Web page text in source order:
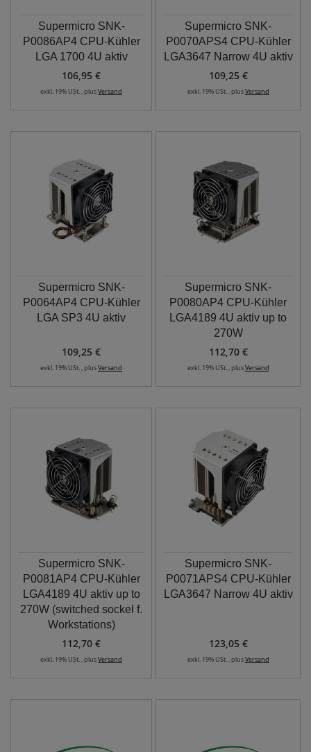
Supermicro SNK-
P0086AP4 CPU-Kühler
LGA 1700 4U aktiv
106,95 €
exkl. 19% USt. , plusVersand
Supermicro SNK-
P0070APS4 CPU-Kühler
LGA3647 Narrow 4U aktiv
109,25 €
exkl. 19% USt. , plusVersand
Supermicro SNK-
P0064AP4 CPU-Kühler
LGA SP3 4U aktiv
109,25 €
exkl. 19% USt. , plusVersand
Supermicro SNK-
P0080AP4 CPU-Kühler
LGA4189 4U aktiv up to
270W
112,70 €
exkl. 19% USt. , plusVersand
Supermicro SNK-
P0081AP4 CPU-Kühler
LGA4189 4U aktiv up to
270W (switched sockel f.
Workstations)
112,70 €
exkl. 19% USt. , plusVersand
Supermicro SNK-
P0071APS4 CPU-Kühler
LGA3647 Narrow 4U aktiv
123,05 €
exkl. 19% USt. , plusVersand